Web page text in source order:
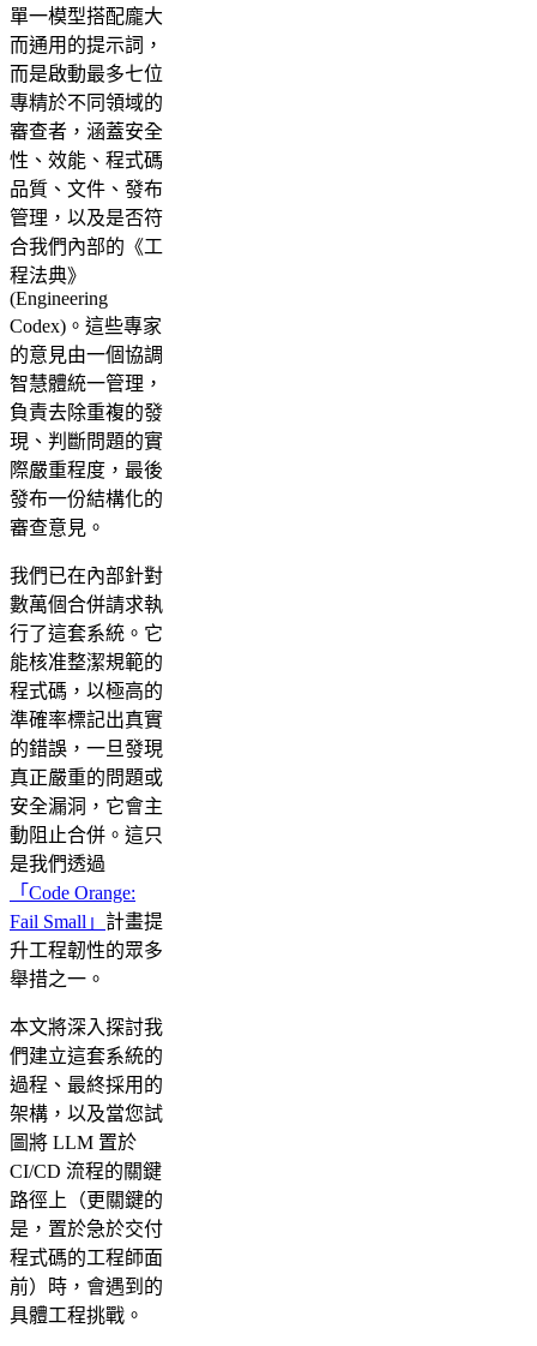
單一模型搭配龐大
而通用的提示詞，
而是啟動最多七位
專精於不同領域的
審查者，涵蓋安全
性、效能、程式碼
品質、文件、發布
管理，以及是否符
合我們內部的《工
程法典》
(Engineering
Codex)。這些專家
的意見由一個協調
智慧體統一管理，
負責去除重複的發
現、判斷問題的實
際嚴重程度，最後
發布一份結構化的
審查意見。
我們已在內部針對
數萬個合併請求執
行了這套系統。它
能核准整潔規範的
程式碼，以極高的
準確率標記出真實
的錯誤，一旦發現
真正嚴重的問題或
安全漏洞，它會主
動阻止合併。這只
是我們透過
「Code Orange:
Fail Small」 計畫提
升工程韌性的眾多
舉措之一。
本文將深入探討我
們建立這套系統的
過程、最終採用的
架構，以及當您試
圖將 LLM 置於
CI/CD 流程的關鍵
路徑上（更關鍵的
是，置於急於交付
程式碼的工程師面
前）時，會遇到的
具體工程挑戰。